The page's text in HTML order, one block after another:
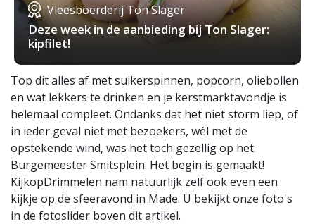
Vleesboerderij Ton Slager
Deze week in de aanbieding bij Ton Slager:
kipfilet!
Top dit alles af met suikerspinnen, popcorn, oliebollen
en wat lekkers te drinken en je kerstmarktavondje is
helemaal compleet. Ondanks dat het niet storm liep, of
in ieder geval niet met bezoekers, wél met de
opstekende wind, was het toch gezellig op het
Burgemeester Smitsplein. Het begin is gemaakt!
KijkopDrimmelen nam natuurlijk zelf ook even een
kijkje op de sfeeravond in Made. U bekijkt onze foto's
in de fotoslider boven dit artikel.